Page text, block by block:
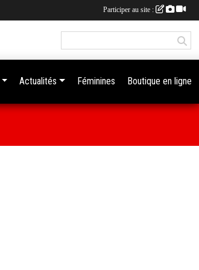
Actualités Féminines Boutique en ligne
Participer au site :